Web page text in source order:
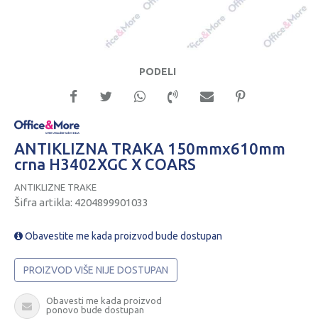
PODELI
ANTIKLIZNA TRAKA 150mmx610mm
crna H3402XGC X COARS
ANTIKLIZNE TRAKE
Šifra artikla: 4204899901033
Obavestite me kada proizvod bude dostupan
PROIZVOD VIŠE NIJE DOSTUPAN
Obavesti me kada proizvod
ponovo bude dostupan